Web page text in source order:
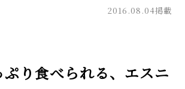
2016.08.04掲載
り食べられる、エスニ